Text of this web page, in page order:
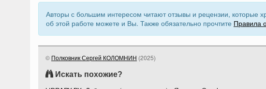
Авторы с большим интересом читают отзывы и рецензии, которые
об этой работе можете и Вы. Также обязательно прочтите Правила
© Полковник Сергей КОЛОМНИН (2025)
Искать похожие?